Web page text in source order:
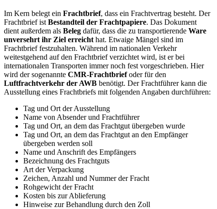
Im Kern belegt ein Frachtbrief, dass ein Frachtvertrag besteht. Der
Frachtbrief ist Bestandteil der Frachtpapiere. Das Dokument
dient außerdem als Beleg dafür, dass die zu transportierende Ware
unversehrt ihr Ziel erreicht hat. Etwaige Mängel sind im
Frachtbrief festzuhalten. Während im nationalen Verkehr
weitestgehend auf den Frachtbrief verzichtet wird, ist er bei
internationalen Transporten immer noch fest vorgeschrieben. Hier
wird der sogenannte CMR-Frachtbriefoder für den
Luftfrachtverkehr der AWB benötigt. Der Frachtführer kann die
Ausstellung eines Frachtbriefs mit folgenden Angaben durchführen:
Tag und Ort der Ausstellung
Name von Absender und Frachtführer
Tag und Ort, an dem das Frachtgut übergeben wurde
Tag und Ort, an dem das Frachtgut an den Empfänger
übergeben werden soll
Name und Anschrift des Empfängers
Bezeichnung des Frachtguts
Art der Verpackung
Zeichen, Anzahl und Nummer der Fracht
Rohgewicht der Fracht
Kosten bis zur Ablieferung
Hinweise zur Behandlung durch den Zoll